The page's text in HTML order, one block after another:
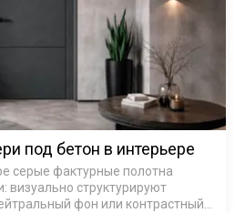
под бетон в интерьере
серые фактурные полотна
визуально структурируют
фон или контрастный